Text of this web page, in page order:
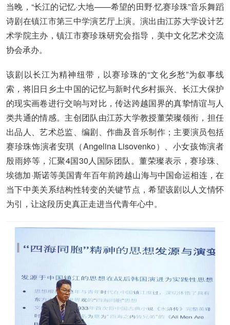
当晚，“长江的记忆·大地——希望的田野·忆赛珍珠”音乐舞蹈
诗剧在镇江市第三中学演艺厅上演。演出由江苏大学设计艺
术学院主办，镇江市赛珍珠研究会指导，美中文化艺术交流
协会承办。
该剧以长江为精神纽带，以赛珍珠的“文化乡愁”为叙事线
索，将旧日乡土中国的记忆与新时代乡村振兴、长江大保护
的现实画卷进行交响与对比，传达跨越国界的真挚情谊与人
类共通的情感。主创团队由江苏大学教授董荣璨领衔，担任
出品人、艺术总监、编剧、作曲及音乐制作；主要演员包括
赛珍珠饰演者安琪（Angelina Lisovenko）、小女孩饰演者
殷雨婷等，汇聚4国30人国际团队。董荣璨表示，赛珍珠、
埃德加·斯诺等美国青年百年前跨越山海与中国命运相连，在
当下中美关系结构性转变的关键节点，希望该剧以人文情怀
为引，让这段历史真正走进当代青年心中。